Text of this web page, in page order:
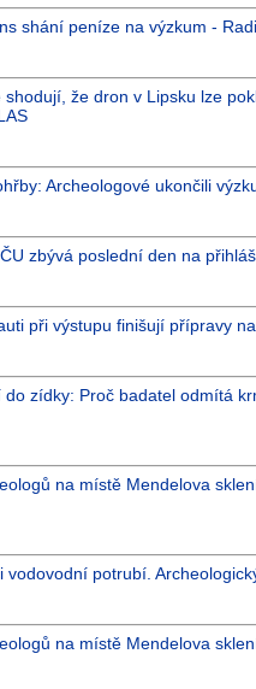
shání peníze na výzkum -
shodují, že dron v Lipsku lze
Archeologové ukončili
zbývá poslední den na
při výstupu finišují přípravy
do zídky: Proč badatel odmítá
na místě Mendelova
vodovodní potrubí.
na místě Mendelova